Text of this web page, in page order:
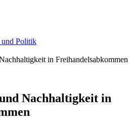
und Politik
in Freihandelsabkommen
Nachhaltigkeit in